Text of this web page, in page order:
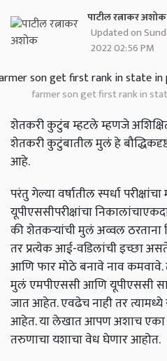
पाटील रत्नाकर अशोक
Updated on
2022 02:56 PM
farmer son get first rank in
शेतकरी कुटुंब म्हटले म्हणजे
शेतकरी कुटुंबातील मुलं हे
आहे.
परंतु गेल्या वर्षातील स्पर्धा
यूपीएससीपरीक्षांचा
की शेतकऱ्यांची मुलं अव्वल
तर प्रत्येक आई-वडिलांची इच्छा
आणि फार मोठे बनावे नाव
मुलं एमपीएससी आणि यूपीएससी
जात आहेत. एवढेच नाही तर
आहेत. या लेखात आपण अशाच एका
तरुणाचा यशाचा वेध घेणार आहोत.